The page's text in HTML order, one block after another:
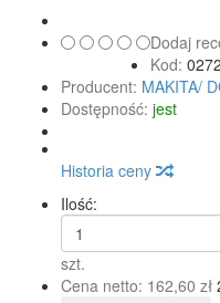
Dodaj
Kod:
Producent: MAKITA/
Dostępność: jest
Historia ceny
Ilość:
szt.
Cena netto: 162,60 zł